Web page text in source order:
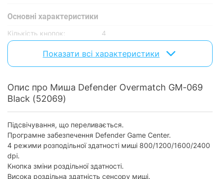
Основнi характеристики
Кількість кнопок:
4
Колесо прокрутки:
Підключення по USB: так
Тип живлення: інтерфейсний роз'єм
Особливості
Наявність підсвічування: з підсвічуванням
Показати всі характеристики
Опис про Миша Defender Overmatch GM-069
Black (52069)
Підсвічування, що переливається.
Програмне забезпечення Defender Game Center.
4 режими розподільної здатності миші 800/1200/1600/2400
dpi.
Кнопка зміни роздільної здатностi.
Висока роздільна здатність сенсору миші.